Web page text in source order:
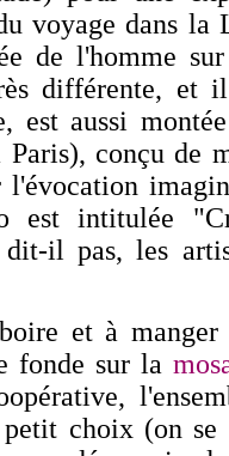
voyage dans la
de l'homme
différente, et
est aussi
Paris), conçu de
l'évocation
est intitulée
il pas, les
et à manger
fonde sur la
choix (on